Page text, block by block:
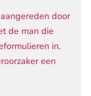
door
de man die
in.
een